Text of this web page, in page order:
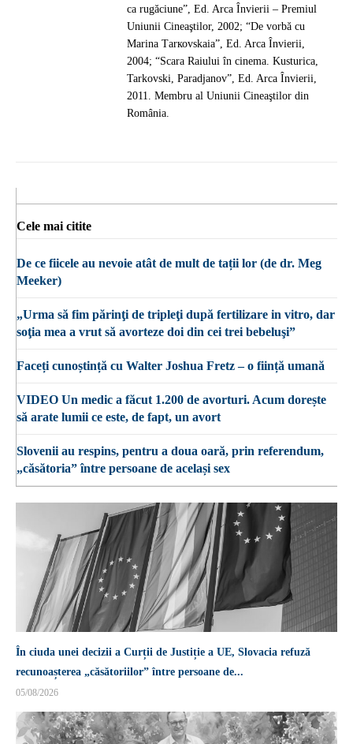
ca rugăciune”, Ed. Arca Învierii – Premiul
Uniunii Cineaştilor, 2002; “De vorbă cu
Marina Таrкоvskaia”, Ed. Arca Învierii,
2004; “Scara Raiului în cinema. Kusturica,
Tarkovski, Paradjanov”, Ed. Arca Învierii,
2011. Membru al Uniunii Cineaştilor din
România.
În ciuda unei decizii a Curții de Justiție a UE, Slovacia refuză
recunoașterea „căsătoriilor” între persoane de...
05/08/2026
Cele mai citite
De ce fiicele au nevoie atât de mult de tații lor (de dr. Meg
Meeker)
„Urma să fim părinţi de tripleţi după fertilizare in vitro, dar
soţia mea a vrut să avorteze doi din cei trei bebeluşi”
Faceți cunoștință cu Walter Joshua Fretz – o ființă umană
VIDEO Un medic a făcut 1.200 de avorturi. Acum dorește
să arate lumii ce este, de fapt, un avort
Slovenii au respins, pentru a doua oară, prin referendum,
„căsătoria” între persoane de același sex